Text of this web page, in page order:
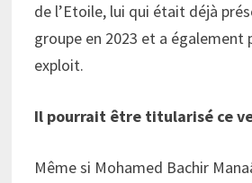
de l’Etoile, lui qui était déjà
groupe en 2023 et a également
exploit.
Il pourrait être titularisé ce
Même si Mohamed Bachir